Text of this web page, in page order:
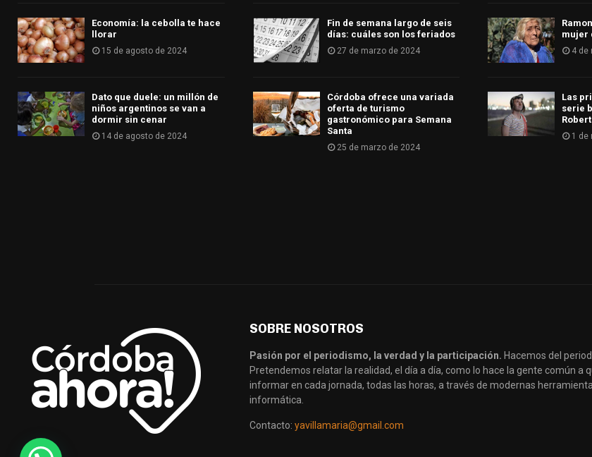
Economía: la cebolla te hace
llorar
15 de agosto de 2024
Dato que duele: un millón de
niños argentinos se van a
dormir sin cenar
14 de agosto de 2024
Fin de semana largo de seis
días: cuáles son los feriados
27 de marzo de 2024
Córdoba ofrece una variada
oferta de turismo
gastronómico para Semana
Santa
25 de marzo de 2024
mujer
4 de
Las
serie
1 de
SOBRE NOSOTROS
Pasión por el periodismo, la verdad y la participación. Hacemos del
Pretendemos relatar la realidad, el día a día, como lo hace la gente común a
informar en cada jornada, todas las horas, a través de modernas
informática.
Contacto: yavillamaria@gmail.com